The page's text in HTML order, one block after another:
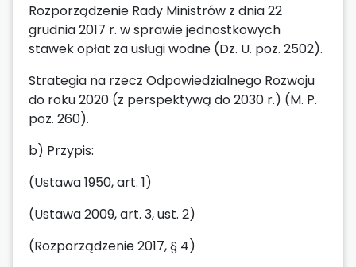
Rozporządzenie Rady Ministrów z dnia 22
grudnia 2017 r. w sprawie jednostkowych
stawek opłat za usługi wodne (Dz. U. poz. 2502).
Strategia na rzecz Odpowiedzialnego Rozwoju
do roku 2020 (z perspektywą do 2030 r.) (M. P.
poz. 260).
b) Przypis:
(Ustawa 1950, art. 1)
(Ustawa 2009, art. 3, ust. 2)
(Rozporządzenie 2017, § 4)